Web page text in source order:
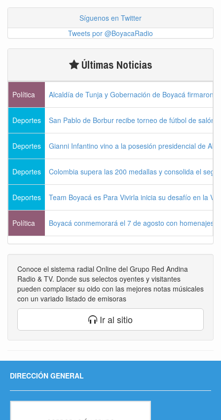
Síguenos en Twitter
Tweets por @BoyacaRadio
Últimas Noticias
Política Alcaldía de Tunja y Gobernación de Boyacá firmaron
Deportes San Pablo de Borbur recibe torneo de fútbol de salón
Deportes Gianni Infantino vino a la posesión presidencial de
Deportes Colombia supera las 200 medallas y consolida el
Deportes Team Boyacá es Para Vivirla inicia su desafío en la
Política Boyacá conmemorará el 7 de agosto con homenajes
Conoce el sistema radial Online del Grupo Red Andina
Radio & TV. Donde sus selectos oyentes y visitantes
pueden complacer su oido con las mejores notas músicales
con un variado listado de emisoras
Ir al sitio
DIRECCIÓN GENERAL